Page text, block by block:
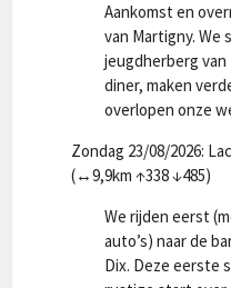
Aankomst en
van Martigny. We
jeugdherberg van
diner, maken
overlopen onze
Zondag 23/08/2026:
(↔9,9km ↑338 ↓485)
We rijden eerst
auto’s) naar de
Dix. Deze eerste